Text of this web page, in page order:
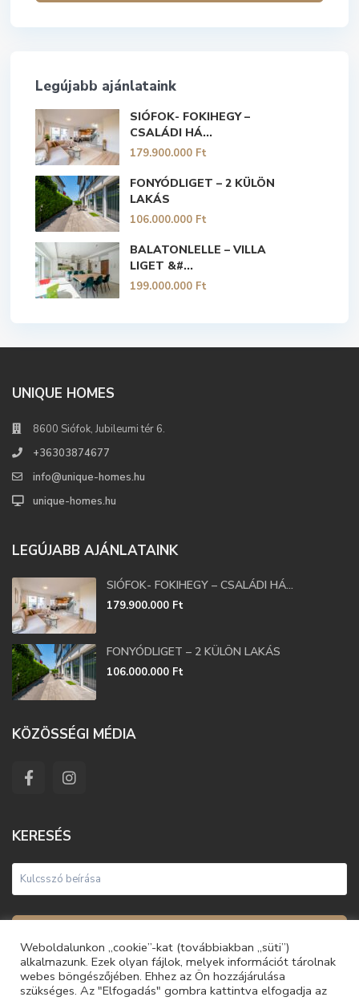
Legújabb ajánlataink
SIÓFOK- FOKIHEGY –
CSALÁDI HÁ...
179.900.000 Ft
FONYÓDLIGET – 2 KÜLÖN
LAKÁS
106.000.000 Ft
BALATONLELLE – VILLA
LIGET &#...
199.000.000 Ft
UNIQUE HOMES
8600 Siófok, Jubileumi tér 6.
+36303874677
info@unique-homes.hu
unique-homes.hu
LEGÚJABB AJÁNLATAINK
SIÓFOK- FOKIHEGY – CSALÁDI HÁ...
179.900.000 Ft
FONYÓDLIGET – 2 KÜLÖN LAKÁS
106.000.000 Ft
KÖZÖSSÉGI MÉDIA
KERESÉS
Weboldalunkon „cookie”-kat (továbbiakban „süti”)
alkalmazunk. Ezek olyan fájlok, melyek információt tárolnak
webes böngészőjében. Ehhez az Ön hozzájárulása
szükséges. Az "Elfogadás" gombra kattintva elfogadja az